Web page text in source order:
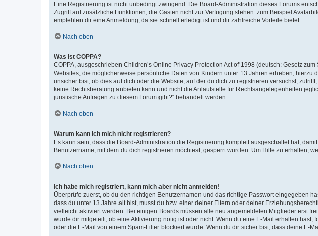
Eine Registrierung ist nicht unbedingt zwingend. Die Board-Administration dieses Forums
Zugriff auf zusätzliche Funktionen, die Gästen nicht zur Verfügung stehen: zum Beispiel
empfehlen dir eine Anmeldung, da sie schnell erledigt ist und dir zahlreiche Vorteile bietet.
Nach oben
Was ist COPPA?
COPPA, ausgeschrieben Children’s Online Privacy Protection Act of 1998 (deutsch: Gesetz
Websites, die möglicherweise persönliche Daten von Kindern unter 13 Jahren erheben,
unsicher bist, ob dies auf dich oder die Website, auf der du dich zu registrieren versuchst,
keine Rechtsberatung anbieten kann und nicht die Anlaufstelle für Rechtsangelegenheiten
juristische Anfragen zu diesem Forum gibt?“ behandelt werden.
Nach oben
Warum kann ich mich nicht registrieren?
Es kann sein, dass die Board-Administration die Registrierung komplett ausgeschaltet hat,
Benutzername, mit dem du dich registrieren möchtest, gesperrt wurden. Um Hilfe zu erhalten,
Nach oben
Ich habe mich registriert, kann mich aber nicht anmelden!
Überprüfe zuerst, ob du den richtigen Benutzernamen und das richtige Passwort eingegeben
dass du unter 13 Jahre alt bist, musst du bzw. einer deiner Eltern oder deiner
vielleicht aktiviert werden. Bei einigen Boards müssen alle neu angemeldeten Mitglieder erst
wurde dir mitgeteilt, ob eine Aktivierung nötig ist oder nicht. Wenn du eine E-Mail erhalten
oder die E-Mail von einem Spam-Filter blockiert wurde. Wenn du dir sicher bist, dass deine E-